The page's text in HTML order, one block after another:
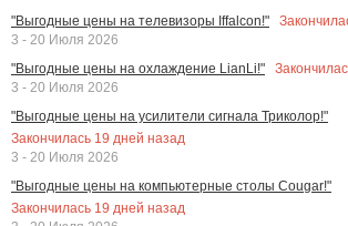
"Выгодные цены на телевизоры Iffalcon!"
3 - 20 Июля 2026
"Выгодные цены на охлаждение LianLi!"
3 - 20 Июля 2026
"Выгодные цены на усилители сигнала Триколор!"
Закончилась 19 дней назад
3 - 20 Июля 2026
"Выгодные цены на компьютерные столы Cougar!"
Закончилась 19 дней назад